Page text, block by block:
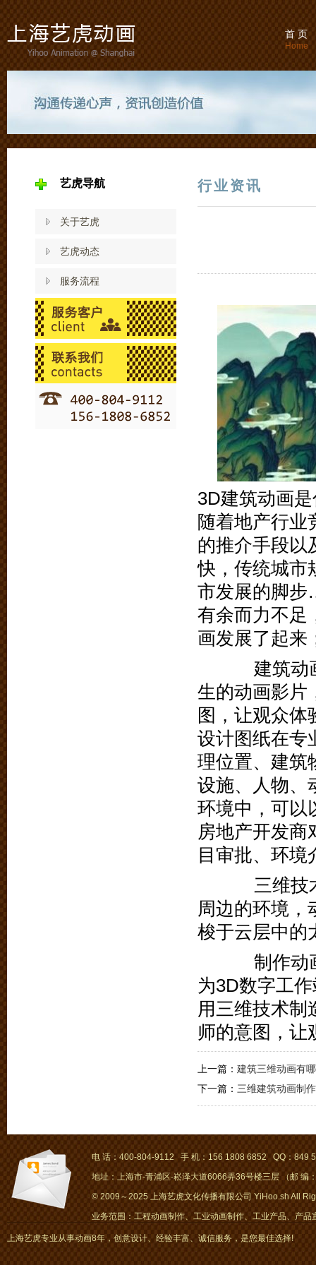
首 页
Home
艺虎导航
关于艺虎
艺虎动态
服务流程
行业资讯
3D建筑动画
随着地产行业
的推介手段以
快，传统城市
市发展的脚步
有余而力不足
画发展了起来
建筑动画
生的动画影片
图，让观众体
设计图纸在专
理位置、建筑
设施、人物、
环境中，可以
房地产开发商
目审批、环
三维技术
周边的环境，
梭于云层中的
制作动画
为3D数字工
用三维技术制
师的意图，让
上一篇： 建筑三维动画有
下一篇： 三维建筑动画制
电 话：400-804-9112 手 机：156 1808 6852 QQ：849
地址：上海市-青浦区-崧泽大道6066弄36号楼三层 （邮 编
© 2009～2025 上海艺虎文化传播有限公司 YiHoo.sh All
业务范围：工程动画制作、工业动画制作、工业产品、产
画、mg动画
上海艺虎专业从事动画8年，创意设计、经验丰富、诚信服务，是您最佳选择!